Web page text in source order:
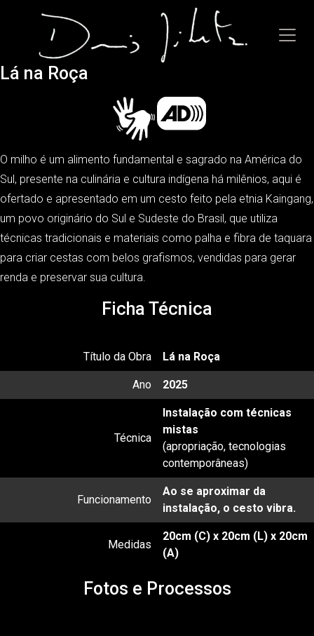
Lá na Roça
O milho é um alimento fundamental e sagrado na América do
Sul, presente na culinária e cultura indígena há milênios, aqui é
ofertado e apresentado em um cesto feito pela etnia Kaingang,
um povo originário do Sul e Sudeste do Brasil, que utiliza
técnicas tradicionais e materiais como palha e fibra de taquara
para criar cestas com belos grafismos, vendidas para gerar
renda e preservar sua cultura.
Ficha Técnica
Título da Obra Lá na Roça
Ano 2025
Técnica
Instalação com técnicas
mistas
(apropriação, tecnologias
contemporâneas)
Funcionamento
Ao se aproximar da
instalação, o cesto vibra.
Medidas
20cm (C) x 20cm (L) x 20cm
(A)
Fotos e Processos